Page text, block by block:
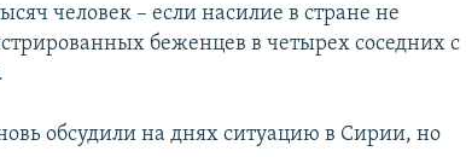
человек – если насилие в стране не
беженцев в четырех соседних с
обсудили на днях ситуацию в Сирии, но